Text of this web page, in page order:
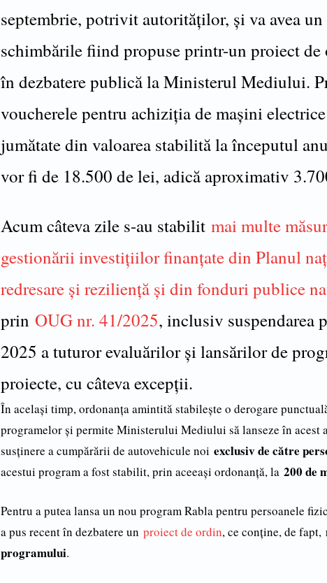
septembrie, potrivit autorităților, și va avea
schimbările fiind propuse printr-un proiect de
în dezbatere publică la Ministerul Mediului.
voucherele pentru achiziția de mașini
jumătate din valoarea stabilită la începutul
vor fi de 18.500 de lei, adică aproximativ
Acum câteva zile s-au stabilit mai multe
gestionării investițiilor finanțate din Planul
redresare și reziliență și din fonduri publice
prin OUG nr. 41/2025, inclusiv suspendarea
2025 a tuturor evaluărilor și lansărilor de
proiecte, cu câteva excepții.
În același timp, ordonanța amintită stabilește o derogare
programelor și permite Ministerului Mediului să lanseze în acest
susținere a cumpărării de autovehicule noi exclusiv de către
acestui program a fost stabilit, prin aceeași ordonanță, la 200 de
Pentru a putea lansa un nou program Rabla pentru persoanele
a pus recent în dezbatere un proiect de ordin, ce conține, de fapt,
programului.